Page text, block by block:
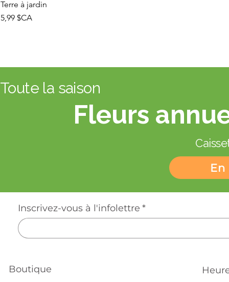
Terre à jardin
Prix
5,99 $CA
Fleurs
Toute la saison
Inscrivez-vous à l'infolettre *
Boutique